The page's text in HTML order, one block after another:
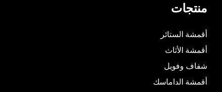
منتجات
أقمشة الستائر
أقمشة الأثاث
شفاف وفويل
أقمشة الداماسك